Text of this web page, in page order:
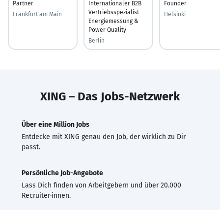
Partner
Frankfurt am Main
Internationaler B2B
Vertriebsspezialist –
Energiemessung &
Power Quality
Berlin
Founder
Helsinki
XING – Das Jobs-Netzwerk
Über eine Million Jobs
Entdecke mit XING genau den Job, der wirklich zu Dir
passt.
Persönliche Job-Angebote
Lass Dich finden von Arbeitgebern und über 20.000
Recruiter·innen.